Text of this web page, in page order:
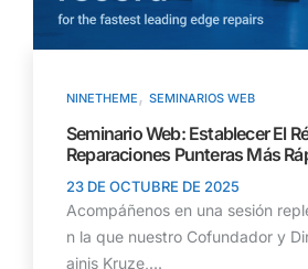
NINETHEME , SEMINARIOS WEB
Seminario Web: Establecer El
Reparaciones Punteras Más
23 DE OCTUBRE DE 2025
Acompáñenos en una sesión
n la que nuestro Cofundador y
ainis Kruze,...